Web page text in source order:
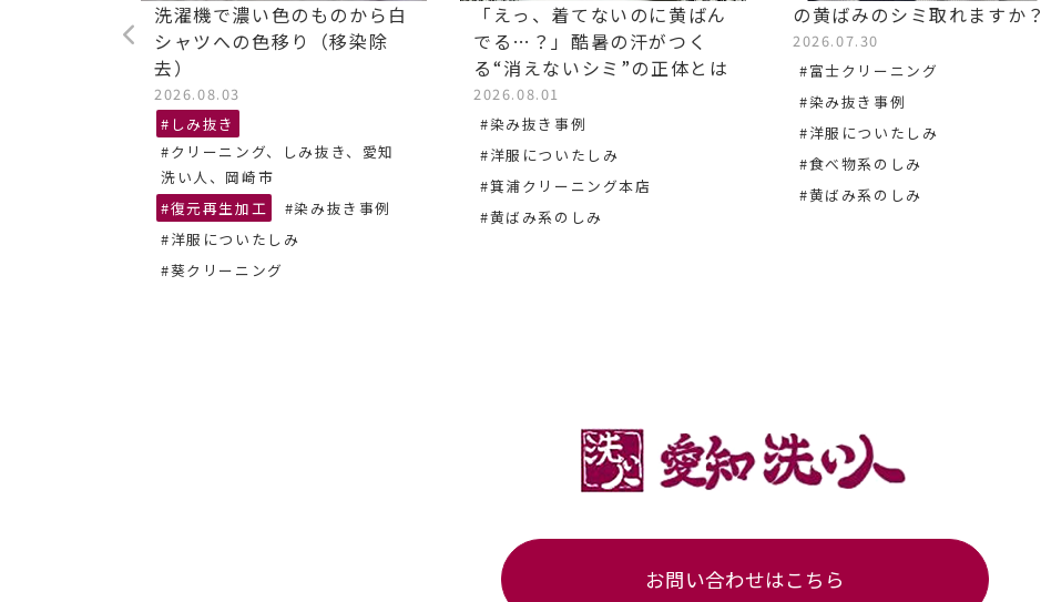
洗濯機で濃い色のものから白
シャツへの色移り（移染除
去）
2026.08.03
#しみ抜き
#クリーニング、しみ抜き、愛知
洗い人、岡崎市
#復元再生加工
#染み抜き事例
#洋服についたしみ
#葵クリーニング
「えっ、着てないのに黄ばん
でる…？」酷暑の汗がつく
る“消えないシミ”の正体とは
2026.08.01
#染み抜き事例
#洋服についたしみ
#箕浦クリーニング本店
#黄ばみ系のしみ
の黄ばみのシミ取れますか？
2026.07.30
#富士クリーニング
#染み抜き事例
#洋服についたしみ
#食べ物系のしみ
#黄ばみ系のしみ
お問い合わせはこちら